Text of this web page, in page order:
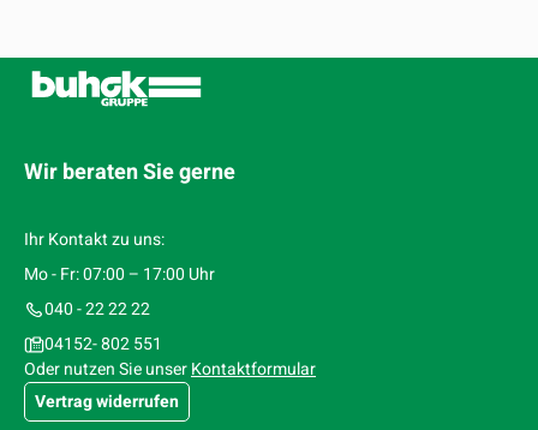
Wir beraten Sie gerne
Ihr Kontakt zu uns:
Mo - Fr: 07:00 – 17:00 Uhr
040 - 22 22 22
04152- 802 551
Oder nutzen Sie unserKontaktformular
Vertrag widerrufen